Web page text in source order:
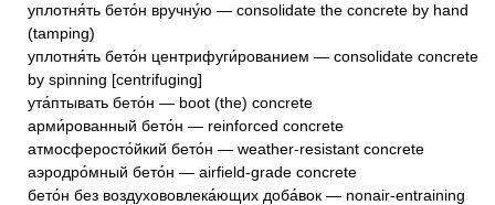
уплотня́ть бето́н вручну́ю — consolidate the concrete by hand
(tamping)
уплотня́ть бето́н центрифуги́рованием — consolidate concrete
by spinning [centrifuging]
ута́птывать бето́н — boot (the) concrete
арми́рованный бето́н — reinforced concrete
атмосферосто́йкий бето́н — weather-resistant concrete
аэродро́мный бето́н — airfield-grade concrete
бето́н без воздухововлека́ющих доба́вок — nonair-entraining